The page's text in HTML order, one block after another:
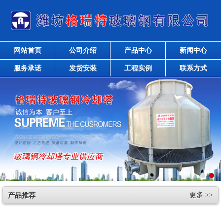
网站首页 公司介绍 产品中心 新闻中心
服务承诺 发货安装 工程实例 联系方式
产品推荐 更多 >>